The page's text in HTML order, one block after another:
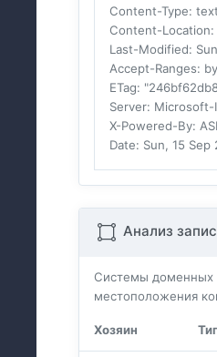
Content-Type:
Content-Location
Last-Modified:
Accept-Ranges:
ETag:
Server: Microsoft-
X-Powered-By:
Date: Sun, 15 Sep
Анализ
Системы доменных
местоположения
Хозяин